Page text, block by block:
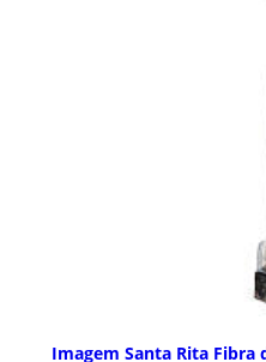
Imagem Santa Rita Fibra